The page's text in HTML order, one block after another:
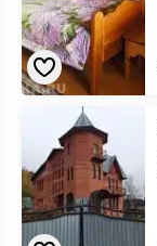
«Замок»
гостевой